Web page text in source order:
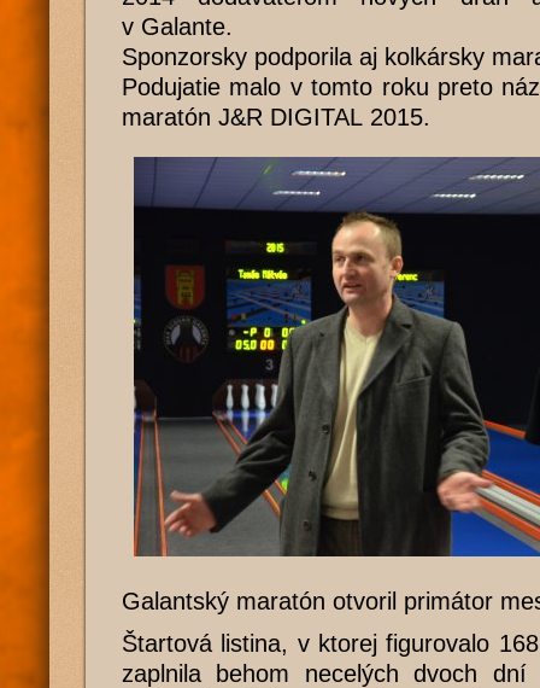
v Galante.
Sponzorsky podporila aj kolkársky
Podujatie malo v tomto roku preto
maratón J&R DIGITAL 2015.
Galantský maratón otvoril primátor
Štartová listina, v ktorej figurovalo
zaplnila behom necelých dvoch